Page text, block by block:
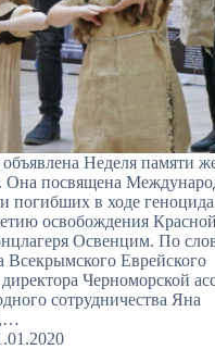
Неделя памяти
Она посвящена
погибших в ходе геноцида
освобождения
Освенцим. По
Всекрымского Еврейского
директора Черноморской
сотрудничества Яна